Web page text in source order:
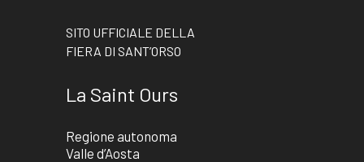
SITO UFFICIALE DELLA
FIERA DI SANT’ORSO
La Saint Ours
Regione autonoma
Valle d’Aosta